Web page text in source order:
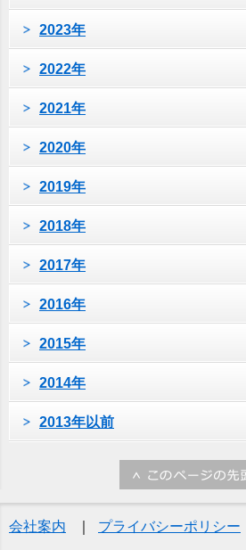
2023年
2022年
2021年
2020年
2019年
2018年
2017年
2016年
2015年
2014年
2013年以前
会社案内 プライバシーポリシー